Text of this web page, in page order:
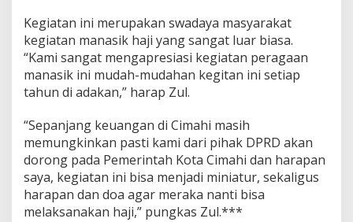
Kegiatan ini merupakan swadaya masyarakat
kegiatan manasik haji yang sangat luar biasa.
“Kami sangat mengapresiasi kegiatan peragaan
manasik ini mudah-mudahan kegitan ini setiap
tahun di adakan,” harap Zul.
“Sepanjang keuangan di Cimahi masih
memungkinkan pasti kami dari pihak DPRD akan
dorong pada Pemerintah Kota Cimahi dan harapan
saya, kegiatan ini bisa menjadi miniatur, sekaligus
harapan dan doa agar meraka nanti bisa
melaksanakan haji,” pungkas Zul.***